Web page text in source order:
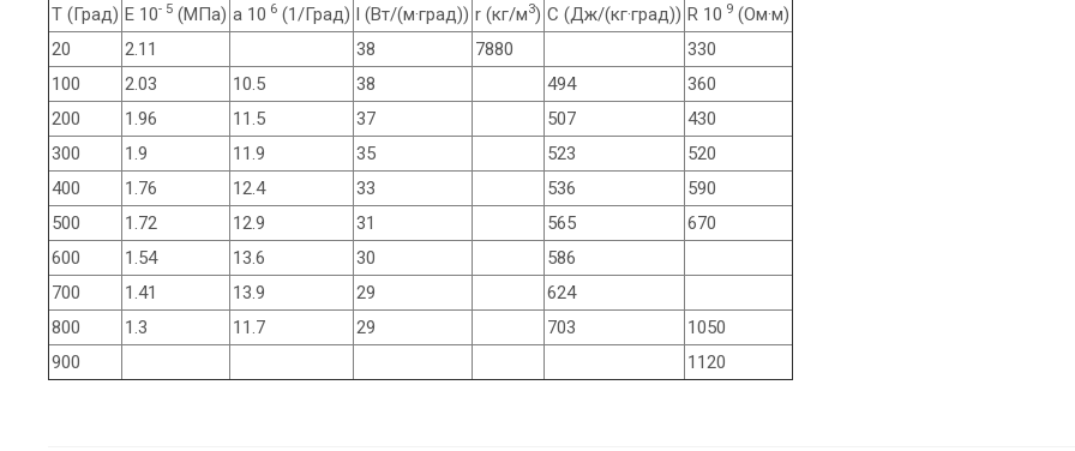
T (Град) E 10- 5 (МПа) a 10 6 (1/Град) l (Вт/(м·град)) r (кг/м3) C (Дж/(кг·град)) R 10 9 (Ом·м)
20
2.11 38 7880
330
100
2.03 10.5 38 494
360
200
1.96 11.5 37 507
430
300
1.9 11.9 35 523
520
400
1.76 12.4 33 536
590
500
1.72 12.9 31 565
670
600
1.54 13.6 30
586
700
1.41 13.9 29
624
800
1.3 11.7 29 703
1050
900
1120